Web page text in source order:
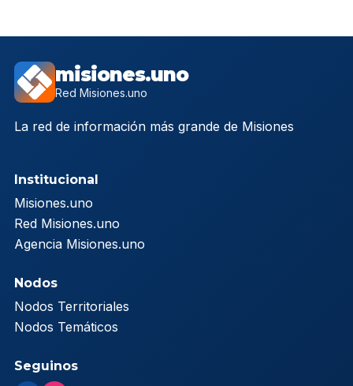
misiones.uno
Red Misiones.uno
La red de información más grande de Misiones
Institucional
Misiones.uno
Red Misiones.uno
Agencia Misiones.uno
Nodos
Nodos Territoriales
Nodos Temáticos
Seguinos